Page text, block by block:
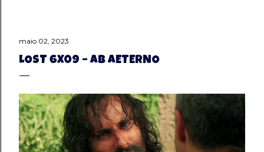
maio 02, 2023
LOST 6X09 – AB AETERNO